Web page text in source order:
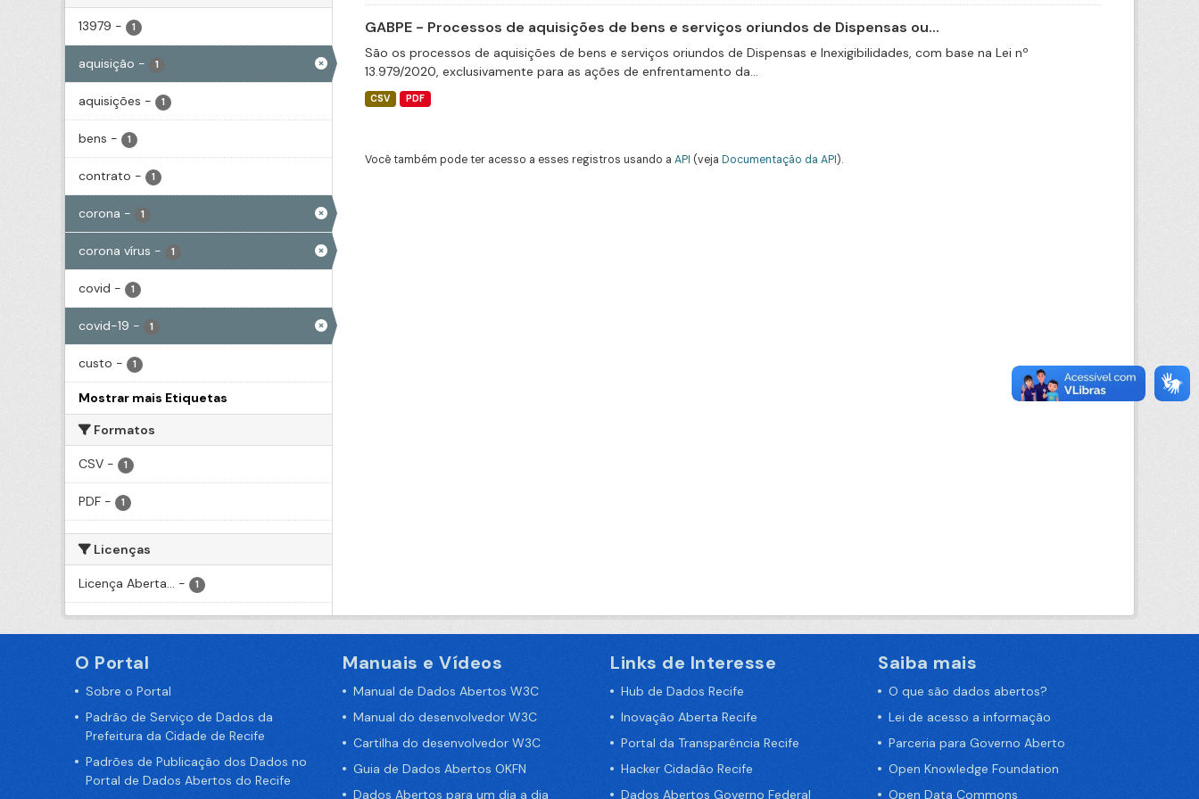
13979 - 1
aquisição - 1
aquisições - 1
bens - 1
contrato - 1
corona - 1
corona vírus - 1
covid - 1
covid-19 - 1
custo - 1
Mostrar mais Etiquetas
Formatos
CSV - 1
PDF - 1
Licenças
Licença Aberta... - 1
GABPE - Processos de aquisições de bens e serviços oriundos de Dispensas ou...
São os processos de aquisições de bens e serviços oriundos de Dispensas e Inexigibilidades, com base na Lei nº
13.979/2020, exclusivamente para as ações de enfrentamento da...
CSV PDF
Você também pode ter acesso a esses registros usando a API (veja Documentação da API).
O Portal
Sobre o Portal
Padrão de Serviço de Dados da
Prefeitura da Cidade de Recife
Padrões de Publicação dos Dados no
Portal de Dados Abertos do Recife
Manuais e Vídeos
Manual de Dados Abertos W3C
Manual do desenvolvedor W3C
Cartilha do desenvolvedor W3C
Guia de Dados Abertos OKFN
Dados Abertos para um dia a dia
Links de Interesse
Hub de Dados Recife
Inovação Aberta Recife
Portal da Transparência Recife
Hacker Cidadão Recife
Dados Abertos Governo Federal
Saiba mais
O que são dados abertos?
Lei de acesso a informação
Parceria para Governo Aberto
Open Knowledge Foundation
Open Data Commons